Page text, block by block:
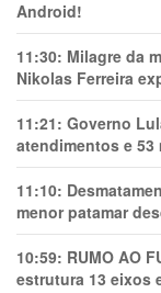
Android!
11:30: Milagre da
Nikolas Ferreira
11:21: Governo
atendimentos e
11:10:
menor patamar
10:59: RUMO AO
estrutura 13 eixos